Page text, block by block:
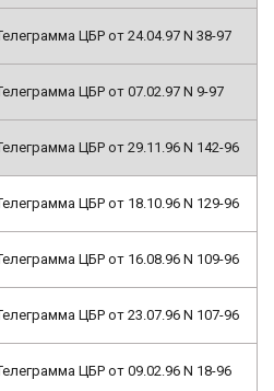
ЦБР от 24.04.97 N 38-97
ЦБР от 07.02.97 N 9-97
ЦБР от 29.11.96 N 142-96
ЦБР от 18.10.96 N 129-96
ЦБР от 16.08.96 N 109-96
ЦБР от 23.07.96 N 107-96
ЦБР от 09.02.96 N 18-96